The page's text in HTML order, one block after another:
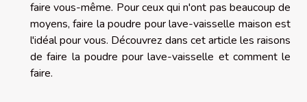
faire vous-même. Pour ceux qui n'ont pas beaucoup de
moyens, faire la poudre pour lave-vaisselle maison est
l'idéal pour vous. Découvrez dans cet article les raisons
de faire la poudre pour lave-vaisselle et comment le
faire.